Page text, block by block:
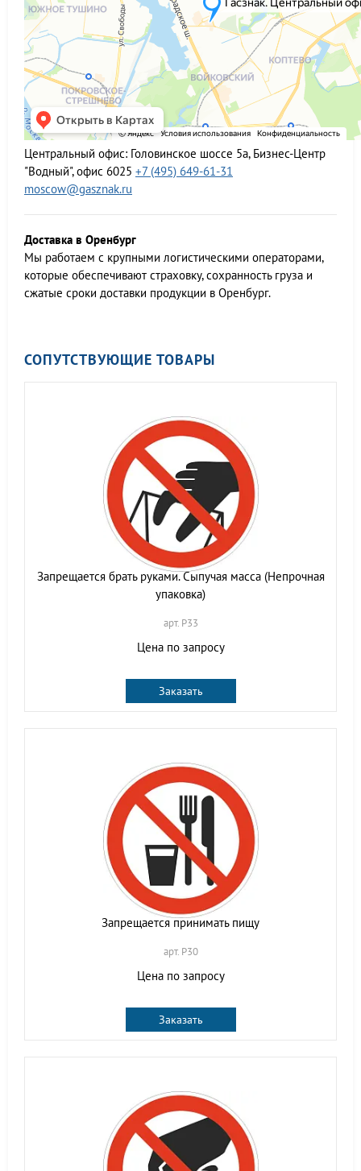
Центральный офис: Головинское шоссе 5а, Бизнес-Центр
"Водный", офис 6025 +7 (495) 649-61-31
moscow@gasznak.ru
Доставка в Оренбург
Мы работаем c крупными логистическими операторами,
которые обеспечивают страховку, сохранность груза и
сжатые сроки доставки продукции в Оренбург.
СОПУТСТВУЮЩИЕ ТОВАРЫ
Запрещается брать руками. Сыпучая масса (Непрочная
упаковка)
арт. P33
Цена по запросу
Заказать
Запрещается принимать пищу
арт. P30
Цена по запросу
Заказать